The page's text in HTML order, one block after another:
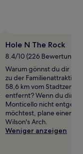
Hole N The Rock
8.4/10 (226
Warum gönnst du dir
zu der Familienattraktion
58,6 km vom
entfernt? Wenn du dir
Monticello nicht
möchtest, plane einen
Wilson's Arch.
Weniger anzeigen